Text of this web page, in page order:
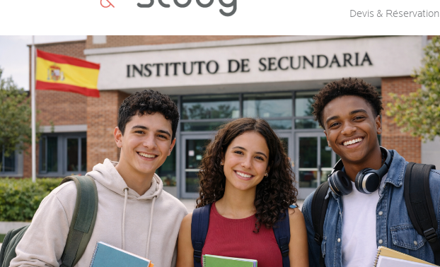
Devis & Réservation